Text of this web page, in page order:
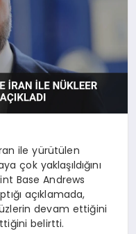
ile yürütülen
çok yaklaşıldığını
Base Andrews
açıklamada,
devam ettiğini
belirtti.